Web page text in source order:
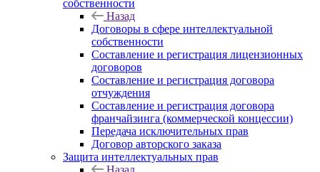
собственности
Назад
Договоры в сфере интеллектуальной
собственности
Составление и регистрация лицензионных
договоров
Составление и регистрация договора
отчуждения
Составление и регистрация договора
франчайзинга (коммерческой концессии)
Передача исключительных прав
Договор авторского заказа
Защита интеллектуальных прав
Назад